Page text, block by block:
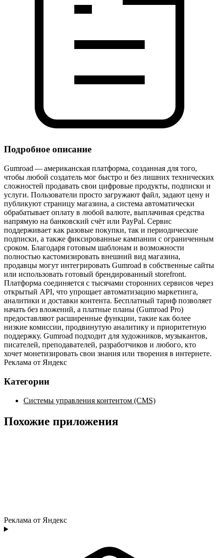
Подробное описание
Gumroad — американская платформа, созданная для того,
чтобы любой создатель мог быстро и без лишних технических
сложностей продавать свои цифровые продукты, подписки и
услуги. Пользователи просто загружают файл, задают цену и
публикуют страницу магазина, а система автоматически
обрабатывает оплату в любой валюте, выплачивая средства
напрямую на банковский счёт или PayPal. Сервис
поддерживает как разовые покупки, так и периодические
подписки, а также фиксированные кампании с ограниченным
сроком. Благодаря готовым шаблонам и возможности
полностью кастомизировать внешний вид магазина,
продавцы могут интегрировать Gumroad в собственные сайты
или использовать готовый брендированный storefront.
Платформа соединяется с тысячами сторонних сервисов через
открытый API, что упрощает автоматизацию маркетинга,
аналитики и доставки контента. Бесплатный тариф позволяет
начать без вложений, а платные планы (Gumroad Pro)
предоставляют расширенные функции, такие как более
низкие комиссии, продвинутую аналитику и приоритетную
поддержку. Gumroad подходит для художников, музыкантов,
писателей, преподавателей, разработчиков и любого, кто
хочет монетизировать свои знания или творения в интернете.
Реклама от Яндекс
Категории
Системы управления контентом (CMS)
Похожие приложения
Реклама от Яндекс